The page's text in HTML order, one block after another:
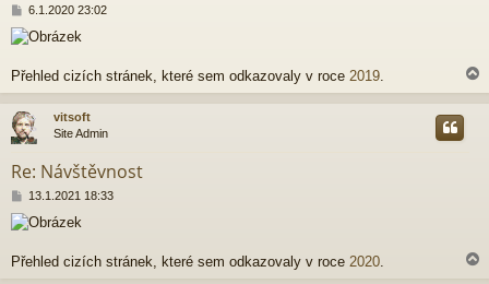
P
ř
í
p
ě
e
k
6.1.2020 23:02
Přehled cizích stránek, které sem odkazovaly v roce 2019.
a
vitsoft
Site Admin
Re: Návštěvnost
P
ř
í
p
13.1.2021 18:33
Přehled cizích stránek, které sem odkazovaly v roce 2020.